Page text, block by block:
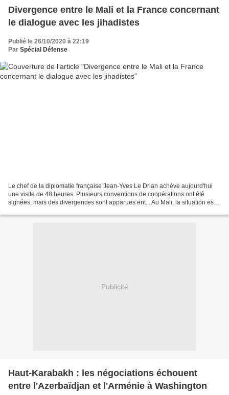
Divergence entre le Mali et la France concernant
le dialogue avec les jihadistes
Publié le 26/10/2020 à 22:19
Par Spécial Défense
Le chef de la diplomatie française Jean-Yves Le Drian achève aujourd'hui
une visite de 48 heures. Plusieurs conventions de coopérations ont été
signées, mais des divergences sont apparues ent... Au Mali, la situation est
Publicité
Haut-Karabakh : les négociations échouent
entre l'Azerbaïdjan et l'Arménie à Washington